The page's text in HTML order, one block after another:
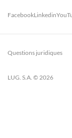
FacebookLinkedin
LUG. S.A. © 2026
Questions juridiques